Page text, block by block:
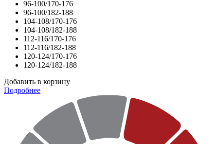
96-100/170-176
96-100/182-188
104-108/170-176
104-108/182-188
112-116/170-176
112-116/182-188
120-124/170-176
120-124/182-188
Добавить в корзину
Подробнее